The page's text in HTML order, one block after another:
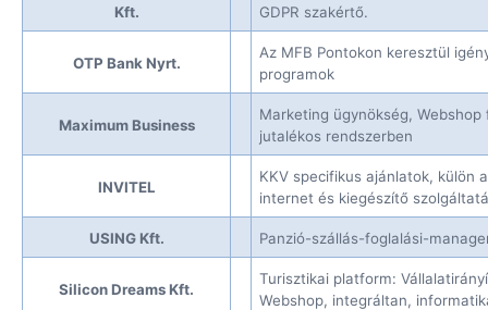
Kft.
GDPR szakértő.
OTP Bank Nyrt.
Az MFB Pontokon keresztül
programok
Maximum Business
Marketing ügynökség,
jutalékos rendszerben
INVITEL
KKV specifikus ajánlatok, külön
internet és kiegészítő
USING Kft. Panzió-szállás-foglalási-
Silicon Dreams Kft.
Turisztikai platform:
Webshop, integráltan,